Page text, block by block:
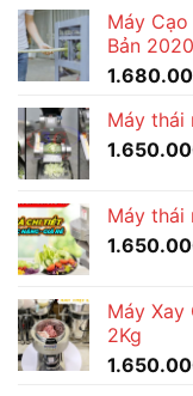
Máy
Bản
Máy thái
Máy thái
Máy Xay
2Kg